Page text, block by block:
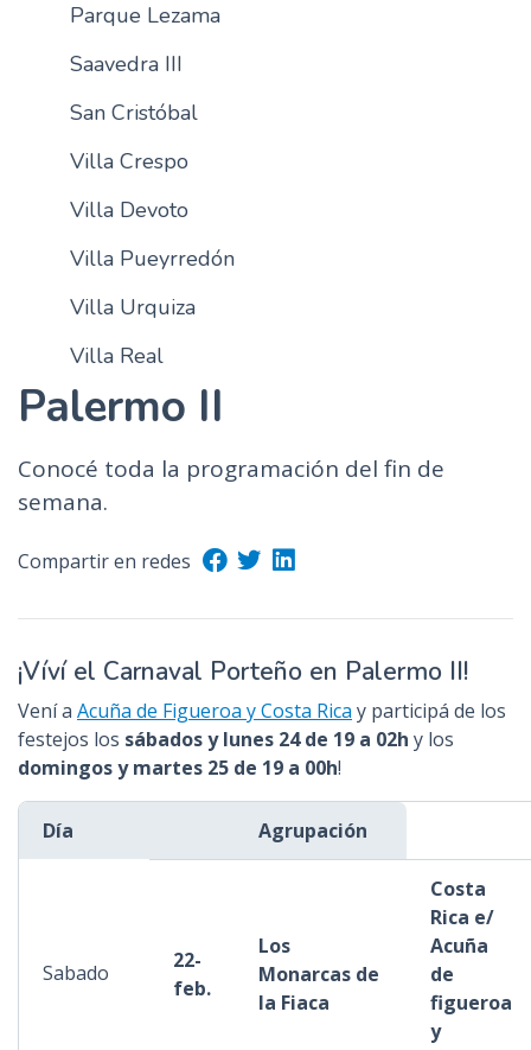
Parque Lezama
Saavedra III
San Cristóbal
Villa Crespo
Villa Devoto
Villa Pueyrredón
Villa Urquiza
Villa Real
Palermo II
Conocé toda la programación del fin de
semana.
Compartir en redes
¡Víví el Carnaval Porteño en Palermo II!
Vení a Acuña de Figueroa y Costa Rica y participá de los
festejos los sábados y lunes 24 de 19 a 02h y los
domingos y martes 25 de 19 a 00h!
Día Agrupación
Sabado
22-
feb.
Los
Monarcas de
la Fiaca
Costa
Rica e/
Acuña
de
figueroa
y